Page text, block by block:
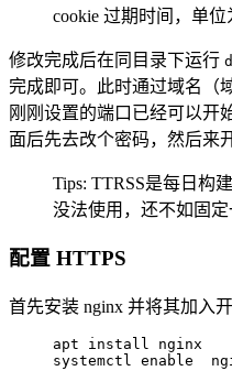
cookie 过期时间，单
修改完成后在同目录下运行
完成即可。此时通过域名（
刚刚设置的端口已经可以开
面后先去改个密码，然后来
Tips: TTRSS是每日构
没法使用，还不如固
配置 HTTPS
首先安装 nginx 并将其加入开
apt install nginx
systemctl enable